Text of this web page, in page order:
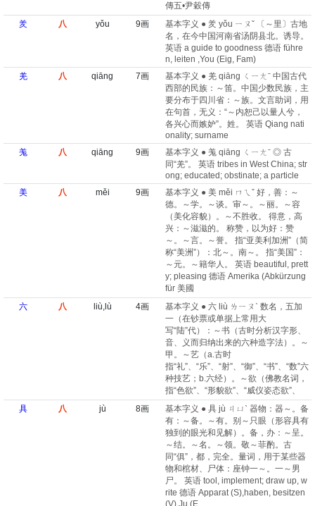
傳五•尹穀傳
羑
八 yǒu 9画
基本字义 ● 羑 yǒu ㄧㄡˇ 〔～里〕古地
名，在今中国河南省汤阴县北。诱导。
英语 a guide to goodness 德语 führe
n, leiten ,You (Eig, Fam)
羌
八 qiāng 7画
基本字义 ● 羌 qiāng ㄑㄧㄤˉ 中国古代
西部的民族：～笛。中国少数民族，主
要分布于四川省：～族。文言助词，用
在句首，无义：“～内恕己以量人兮，
各兴心而嫉妒”。姓。 英语 Qiang nati
onality; surname
羗
八 qiāng 9画
基本字义 ● 羗 qiāng ㄑㄧㄤˉ ◎ 古
同“羌”。 英语 tribes in West China; str
ong; educated; obstinate; a particle
美
八 měi 9画
基本字义 ● 美 měi ㄇㄟˇ 好，善：～
德。～学。～谈。审～。～丽。～容
（美化容貌）。～不胜收。 得意，高
兴：～滋滋的。 称赞，以为好：赞
～。～言。～誉。 指“亚美利加洲”（简
称“美洲”）：北～。南～。 指“美国”：
～元。～籍华人。 英语 beautiful, prett
y; pleasing 德语 Amerika (Abkürzung
für 美國
六
八 liù,lù 4画
基本字义 ● 六 liù ㄌㄧㄡˋ 数名，五加
一（在钞票或单据上常用大
写“陆”代）：～书（古时分析汉字形、
音、义而归纳出来的六种造字法）。～
甲。～艺（a.古时
指“礼”、“乐”、“射”、“御”、“书”、“数”六
种技艺；b.六经）。～欲（佛教名词，
指“色欲”、“形貌欲”、“威仪姿态欲”、
具
八 jù 8画
基本字义 ● 具 jù ㄐㄩˋ 器物：器～。备
有：～备。～有。别～只眼（形容具有
独到的眼光和见解）。备，办：～呈。
～结。～名。～领。敬～菲酌。古
同“俱”，都，完全。量词，用于某些器
物和棺材、尸体：座钟一～。一～男
尸。 英语 tool, implement; draw up, w
rite 德语 Apparat (S)​,haben, besitzen
(V)​,Ju (E